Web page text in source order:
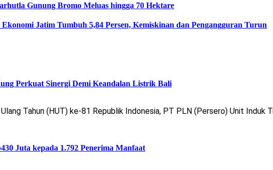
Gunung Bromo Meluas hingga 70 Hektare
Jatim Tumbuh 5,84 Persen, Kemiskinan dan Pengangguran Turun
Perkuat Sinergi Demi Keandalan Listrik Bali
Tahun (HUT) ke-81 Republik Indonesia, PT PLN (Persero) Unit
Juta kepada 1.792 Penerima Manfaat